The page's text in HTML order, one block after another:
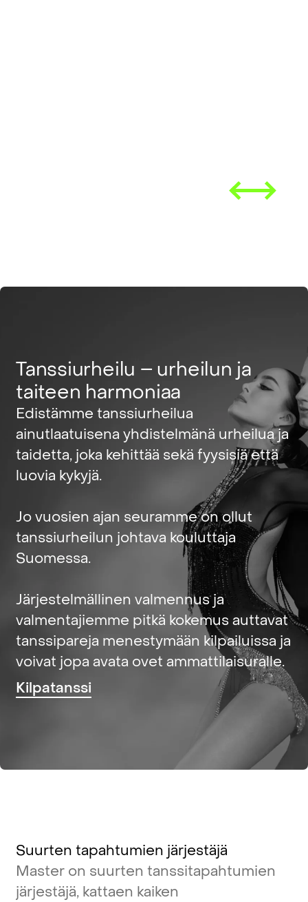
Tanssiurheilu – urheilun ja
taiteen harmoniaa
Edistämme tanssiurheilua
ainutlaatuisena yhdistelmänä urheiluaja
taidetta, joka kehittää sekä fyysisiäettä
luovia kykyjä.
Jovuosien ajan seurammeonollut
tanssiurheilun johtava kouluttaja
Suomessa.
Järjestelmällinen valmennus ja
valmentajiemme pitkä kokemusauttavat
tanssipareja menestymään kilpailuissa ja
voivat jopa avata ovet ammattilaisuralle.
Kilpatanssi
Suurten tapahtumien järjestäjä
Master on suurten tanssitapahtumien
järjestäjä, kattaen kaiken